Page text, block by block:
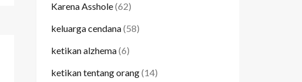
Karena Asshole(62)
keluarga cendana(58)
ketikan alzhema(6)
ketikan tentang orang(14)